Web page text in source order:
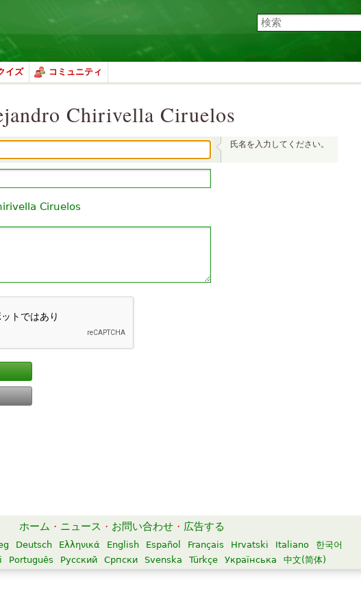
イズ コミュニティ
Chirivella Ciruelos
氏名を入力してください。
Ciruelos
ホーム · ニュース · お問い合わせ · 広告する
Deutsch Ελληνικά English Español Français Hrvatski Italiano
한국어
Português Русский Српски Svenska Türkçe Українська 中文(简体)